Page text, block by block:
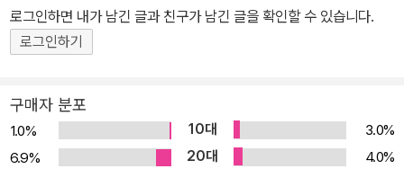
고, 유·불·도 삼교 합일의 가치 체계가 선명하게 드러나 동아시아 문학
을 대표하는 고전으로 평가받는다. 서구인과는 다른 동양인만의 독특
수 『목련구모권선희문』에는 당대의 욕망을 긍정하는 가치관이 반영
되어 있으며 오늘날의 세태에 비추어 보아도 통용될 만큼 선구적인
관점을 보인다는 점도 이채롭다. 이러한 성격은 당시 은자(돈)를 추구
로그인하면 내가 남긴 글과 친구가 남긴 글을 확인할 수 있습니다.
로그인하기
구매자 분포
1.0% 10대
3.0%
6.9%
20대
4.0%